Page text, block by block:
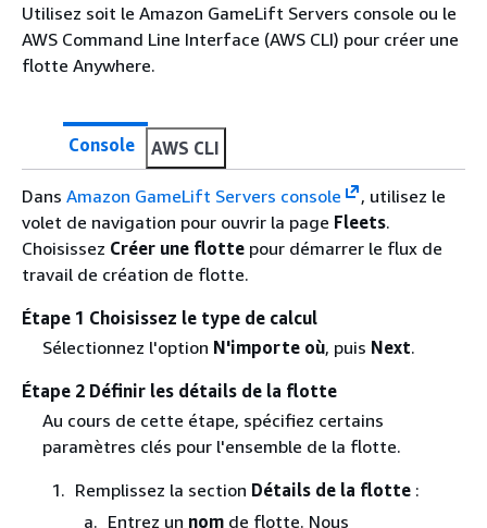
Utilisez soit le Amazon GameLift Servers console ou le
AWS Command Line Interface (AWS CLI) pour créer une
flotte Anywhere.
Console AWS CLI
Dans Amazon GameLift Servers console
, utilisez le
volet de navigation pour ouvrir la page Fleets.
Choisissez Créer une flotte pour démarrer le flux de
travail de création de flotte.
Étape 1 Choisissez le type de calcul
Sélectionnez l'option N'importe où, puis Next.
Étape 2 Définir les détails de la flotte
Au cours de cette étape, spécifiez certains
paramètres clés pour l'ensemble de la flotte.
Remplissez la section Détails de la flotte:
Entrez un nomde flotte. Nous